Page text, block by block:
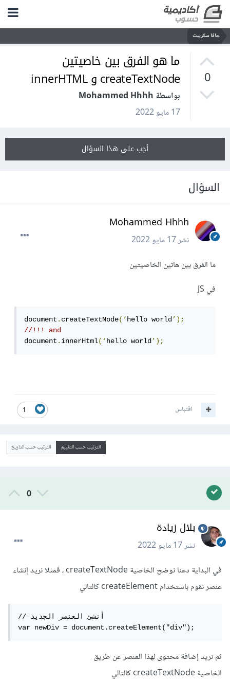
جافا سكريبت
0
ما هو الفرق بين خاصيتين
createTextNode و innerHTML
بواسطة Mohammed Hhhh
17 مايو 2022
أجب على هذا السؤال
السؤال
Mohammed Hhhh
نشر17 مايو 2022
ما الفرق بين هاتين الخاصيتين
في JS
document.createTextNode(‘hello world’);
//!!! and
document.innerHtml(‘hello world’);
1 اقتباس
الترتيب حسب التقييم الترتيب حسب التاريخ
0
بلال زيادة
نشر17 مايو 2022
في البداية دعنا نوضح الخاصية createTextNode ، فمثلا نريد إنشاء
عنصر نقوم باستخدام createElement كالتالي
// أنشئ العنصر الجديد
var newDiv = document.createElement("div");
ثم نريد إضافة محتوى لهذا العنصر عن طريق
الخاصية createTextNode كالتالي